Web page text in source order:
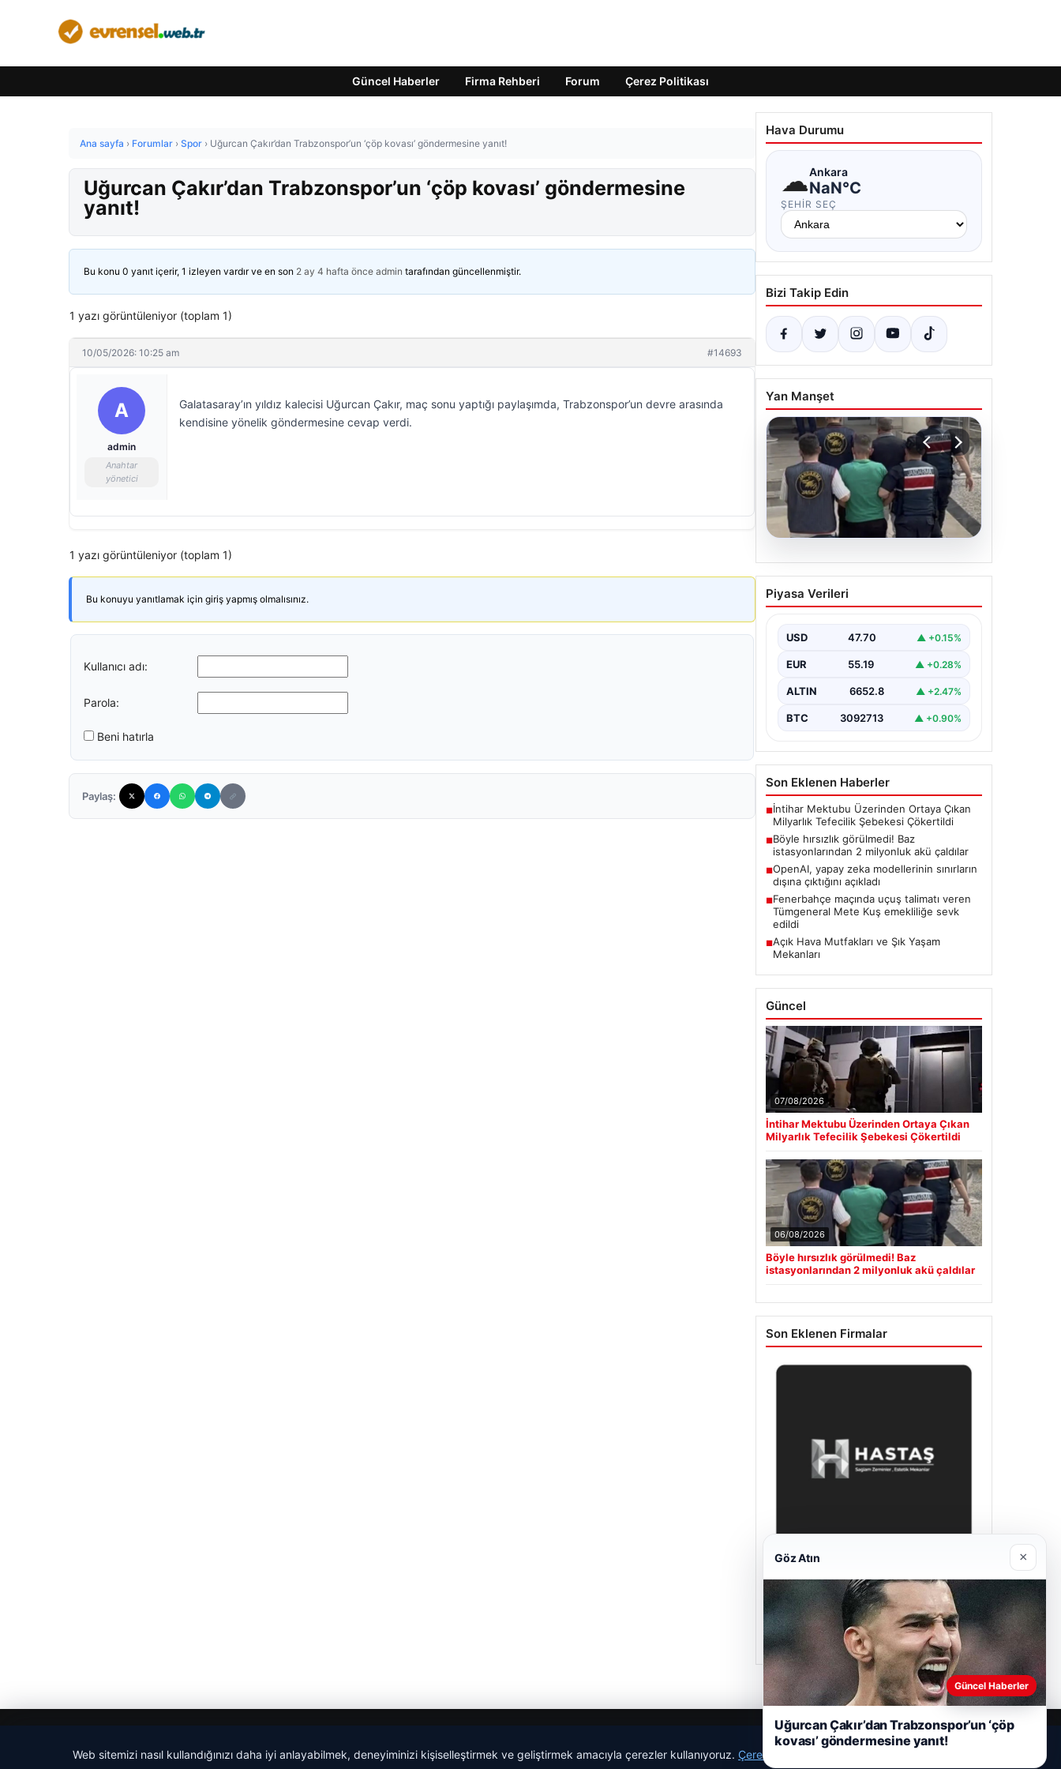
Güncel Haberler Firma Rehberi Forum Çerez Politikası
Ana sayfa › Forumlar › Spor › Uğurcan Çakır’dan Trabzonspor’un ‘çöp kovası’ göndermesine yanıt!
Uğurcan Çakır’dan Trabzonspor’un ‘çöp kovası’ göndermesine
yanıt!
Bu konu 0 yanıt içerir, 1 izleyen vardır ve en son 2 ay 4 hafta önce admin tarafından güncellenmiştir.
1 yazı görüntüleniyor (toplam 1)
10/05/2026: 10:25 am #14693
A
admin
Anahtar
yönetici
Galatasaray’ın yıldız kalecisi Uğurcan Çakır, maç sonu yaptığı paylaşımda, Trabzonspor’un devre arasında
kendisine yönelik göndermesine cevap verdi.
1 yazı görüntüleniyor (toplam 1)
Bu konuyu yanıtlamak için giriş yapmış olmalısınız.
Kullanıcı adı:
Parola:
Beni hatırla
Paylaş:
Hava Durumu
☁Ankara
NaN°C
ŞEHIR SEÇ
Bizi Takip Edin
Yan Manşet
06.08.2026
Böyle hırsızlık görülmedi!
Baz istasyonlarından 2
Piyasa Verileri
USD 47.70 ▲ +0.15%
EUR 55.19 ▲ +0.28%
ALTIN 6652.8 ▲ +2.47%
BTC 3092713 ▲ +0.90%
Son Eklenen Haberler
■İntihar Mektubu Üzerinden Ortaya Çıkan
Milyarlık Tefecilik Şebekesi Çökertildi
■Böyle hırsızlık görülmedi! Baz
istasyonlarından 2 milyonluk akü çaldılar
■OpenAI, yapay zeka modellerinin sınırların
dışına çıktığını açıkladı
■Fenerbahçe maçında uçuş talimatı veren
Tümgeneral Mete Kuş emekliliğe sevk
edildi
■Açık Hava Mutfakları ve Şık Yaşam
Mekanları
Güncel
07/08/2026
İntihar Mektubu Üzerinden Ortaya Çıkan
Milyarlık Tefecilik Şebekesi Çökertildi
06/08/2026
Böyle hırsızlık görülmedi! Baz
istasyonlarından 2 milyonluk akü çaldılar
Son Eklenen Firmalar
Hastaş Beton
26/05/2026
Web sitemizi nasıl kullandığınızı daha iyi anlayabilmek, deneyiminizi kişiselleştirmek ve geliştirmek amacıyla çerezler kullanıyoruz. Çerez Politikamız
Göz Atın ×
Güncel Haberler
Uğurcan Çakır’dan Trabzonspor’un ‘çöp
kovası’ göndermesine yanıt!